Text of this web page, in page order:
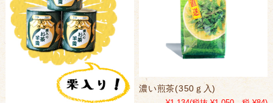
濃い煎茶(350ｇ入)